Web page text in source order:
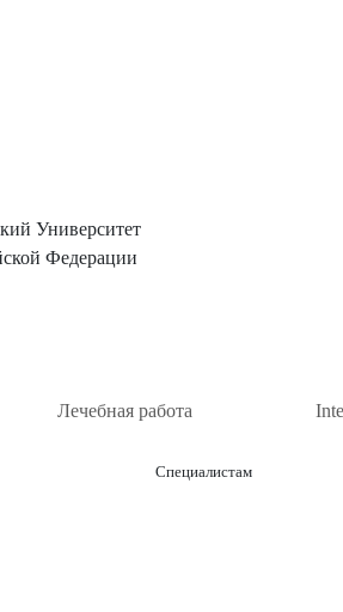
Университет
Федерации
Лечебная работа
Специалистам